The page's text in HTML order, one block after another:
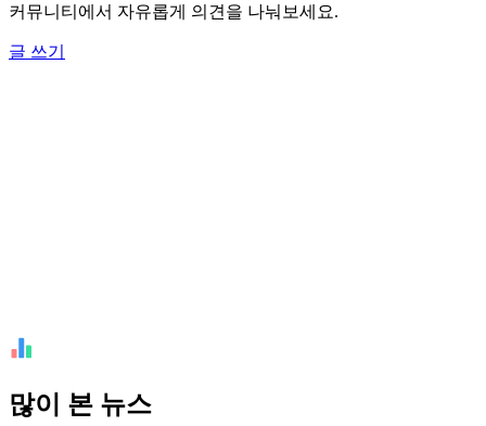
커뮤니티에서 자유롭게 의견을 나눠보세요.
글 쓰기
많이 본 뉴스